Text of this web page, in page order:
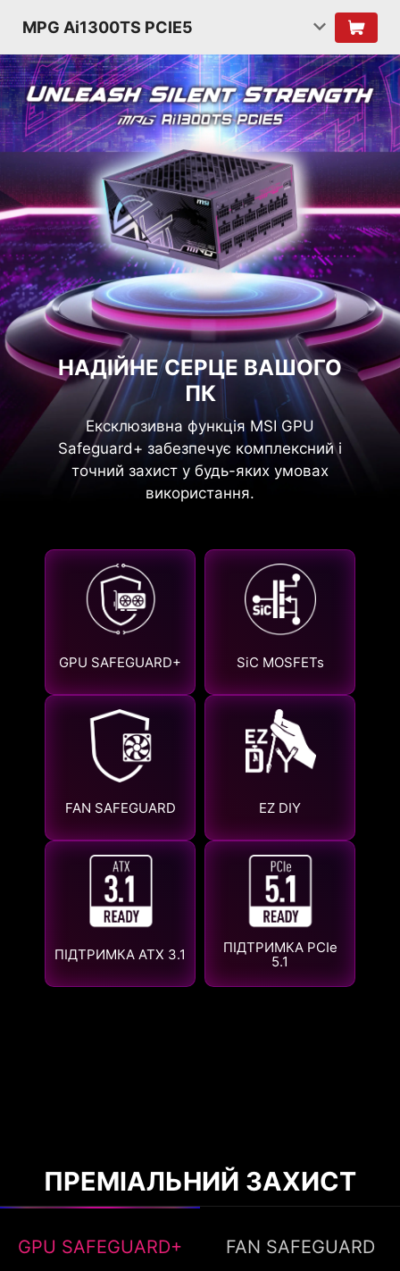
MPG Ai1300TS PCIE5
НАДІЙНЕ СЕРЦЕ ВАШОГО
ПК
Ексклюзивна функція MSI GPU
Safeguard+ забезпечує комплексний і
точний захист у будь-яких умовах
використання.
GPU SAFEGUARD+ SiC MOSFETs
FAN SAFEGUARD EZ DIY
ПІДТРИМКА ATX 3.1
ПІДТРИМКА PCIe
5.1
ПРЕМІАЛЬНИЙ ЗАХИСТ
GPU SAFEGUARD+ FAN SAFEGUARD